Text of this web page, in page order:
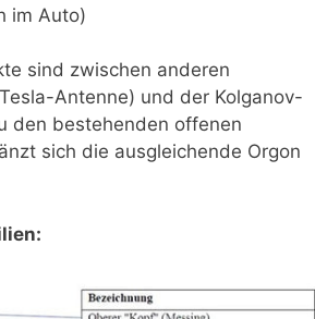
im Auto)
sind zwischen anderen
Antenne) und der Kolganov-
den bestehenden offenen
sich die ausgleichende Orgon